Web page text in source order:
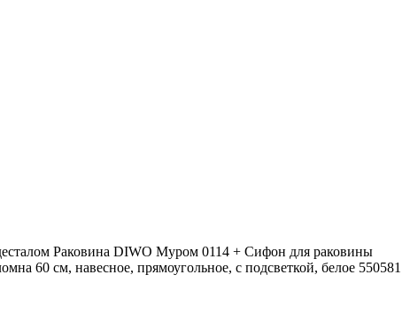
Раковина DIWO Муром 0114 + Сифон для раковины
60 см, навесное, прямоугольное, с подсветкой, белое 550581